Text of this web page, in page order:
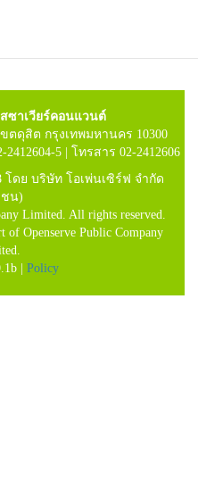
ซาเวียร์คอนแวนต์
ดุสิต กรุงเทพมหานคร 10300
5 | โทรสาร 02-2412606
โดย บริษัท โอเพ่นเซิร์ฟ จำกัด
น)
Limited. All rights reserved.
of Openserve Public Company
| Policy